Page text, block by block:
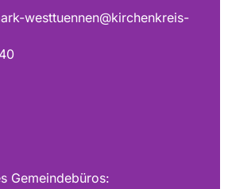
westtuennen@kirchenkreis-
Gemeindebüros: